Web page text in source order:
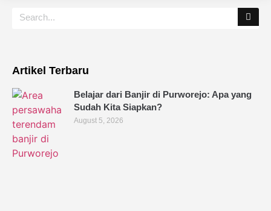
Artikel Terbaru
Belajar dari Banjir di Purworejo: Apa yang
Sudah Kita Siapkan?
August 5, 2026